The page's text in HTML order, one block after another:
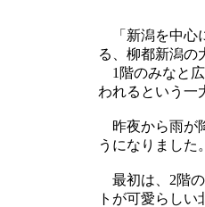
「新潟を中心
る、柳都新潟の
1階のみなと広
われるという一
昨夜から雨が
うになりました
最初は、2階の
トが可愛らし